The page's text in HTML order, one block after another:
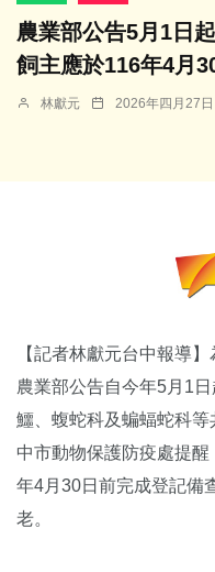
農業部公告5月1日
飼主應於116年4月
林獻元 2026年四月27日
【記者林獻元台中報導
農業部公告自今年5月1
鱷、蝮蛇科及蝙蝠蛇科
中市動物保護防疫處提
年4月30日前完成登記備
老。